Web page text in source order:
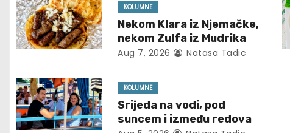
n
a
i
g
KOLUMNE
Nekom Klara iz Njemačke,
nekom Zulfa iz Mudrika
Aug 7, 2026 Natasa Tadic
KOLUMNE
Srijeda na vodi, pod
suncem i između redova